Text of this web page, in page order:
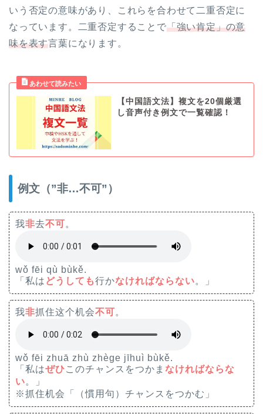
いう否定の意味があり、これらを合わせて二重否定に
なっています。二重否定することで「強い肯定」の意
味を表す言葉になります。
【中国語文法】複文を20個厳選
し音声付き例文で一覧確認！
例文（”非…不可”）
我非去不可。
wǒ fēi qù bùkě.
「私は どうしても行かなければならない。」
我非抓住这个机会不可。
wǒ fēi zhuā zhù zhège jīhuì bùkě.
「私はぜひこのチャンスをつかま なければならな
い。」
※抓住机会「（慣用句）チャンスをつかむ」